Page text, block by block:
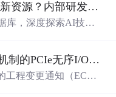
科技创新与产业创新国央企如何系统识别外部创新资源？内部研发体系完善，但对外部高校、中小科技企业技术能力缺乏动态认知。.docx
库，深度探索AI技术
科技创新与产业创新【高速互连技术】基于UIO机制的PCIe无序I/O扩展：多路径架构下内存请求的高性能传输与排序控制方案设计
工程变更通知（EC